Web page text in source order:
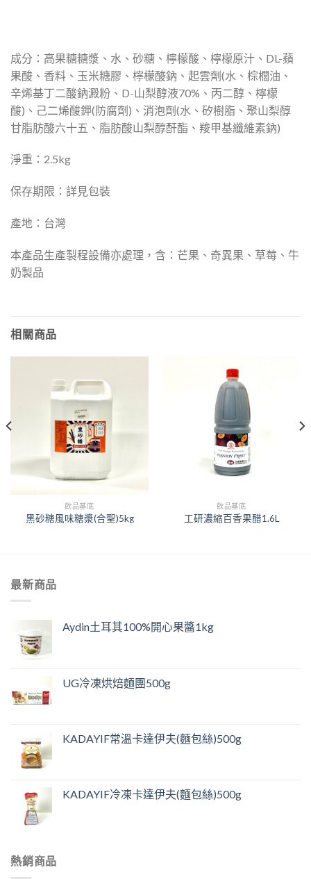
成分：高果糖糖漿、水、砂糖、檸檬酸、檸檬原汁、DL-蘋
果酸、香料、玉米糖膠、檸檬酸鈉、起雲劑(水、棕櫚油、
辛烯基丁二酸鈉澱粉、D-山梨醇液70%、丙二醇、檸檬
酸)、己二烯酸鉀(防腐劑)、消泡劑(水、矽樹脂、聚山梨醇
甘脂肪酸六十五、脂肪酸山梨醇酐酯、羧甲基纖維素鈉)
淨重：2.5kg
保存期限：詳見包裝
產地：台灣
本產品生產製程設備亦處理，含：芒果、奇異果、草莓、牛
奶製品
相關商品
飲品基底
黑砂糖風味糖漿(合聖)5kg
飲品基底
工研濃縮百香果醋1.6L
最新商品
Aydin土耳其100%開心果醬1kg
UG冷凍烘焙麵團500g
KADAYIF常溫卡達伊夫(麵包絲)500g
KADAYIF冷凍卡達伊夫(麵包絲)500g
熱銷商品